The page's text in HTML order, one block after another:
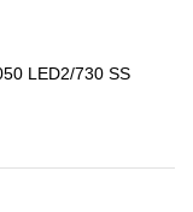
LED2/730 SS